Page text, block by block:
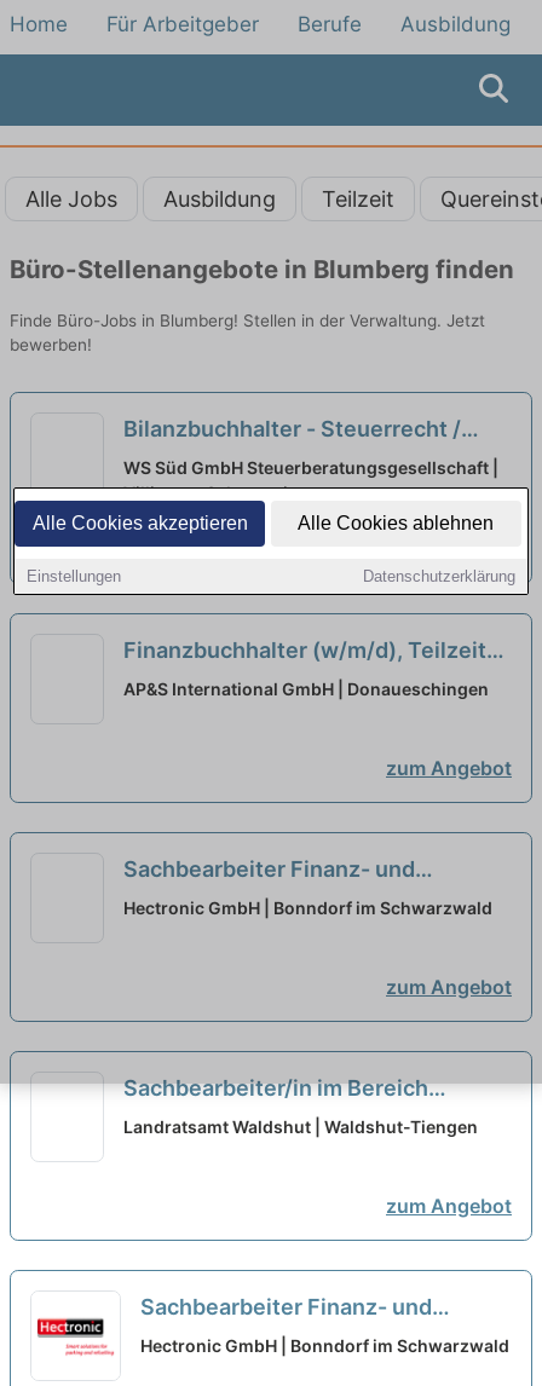
Alle Cookies akzeptieren Alle Cookies ablehnen
Einstellungen Datenschutzerklärung
Home Für Arbeitgeber Berufe Ausbildung
Alle Jobs Ausbildung Teilzeit
Büro-Stellenangebote in Blumberg finden
Finde Büro-Jobs in Blumberg! Stellen in der Verwaltung. Jetzt
bewerben!
Bilanzbuchhalter - Steuerrecht /
Finanzbuchhaltung /
Rechnungswesen (m/w/d) neu
WS Süd GmbH Steuerberatungsgesellschaft |
Villingen-Schwenningen
Finanzbuchhalter (w/m/d), Teilzeit
ab 75% neu
AP&S International GmbH | Donaueschingen
zum Angebot
Sachbearbeiter Finanz- und
Lohnbuchhaltung in Voll- oder
Hectronic GmbH | Bonndorf im Schwarzwald
zum Angebot
Sachbearbeiter/in im Bereich
Immissionsschutz-/ und Abfallrecht
Landratsamt Waldshut | Waldshut-Tiengen
zum Angebot
Sachbearbeiter Finanz- und
Lohnbuchhaltung in Voll- oder
Hectronic GmbH | Bonndorf im Schwarzwald